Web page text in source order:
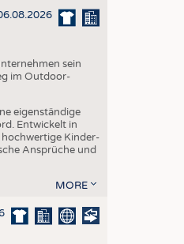
sein
im Outdoor-
eigenständige
Entwickelt in
Kinder-
Ansprüche und
MORE